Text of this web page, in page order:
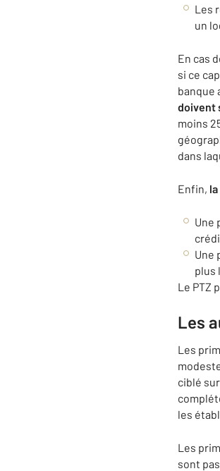
Les
un
En cas
si ce
banque
doivent
moins
dans
Enfin, l
Une
Une
plus
Le PTZ
Les
Les
ciblé
les
Les
sont